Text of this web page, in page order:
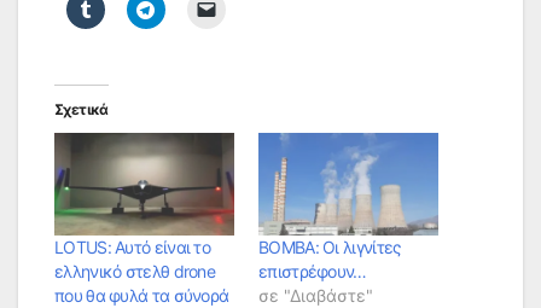
Σχετικά
LOTUS: Αυτό είναι το
ελληνικό στελθ drone
που θα φυλά τα σύνορά
ΒΟΜΒΑ: Oι λιγνίτες
επιστρέφουν…
σε "Διαβάστε"